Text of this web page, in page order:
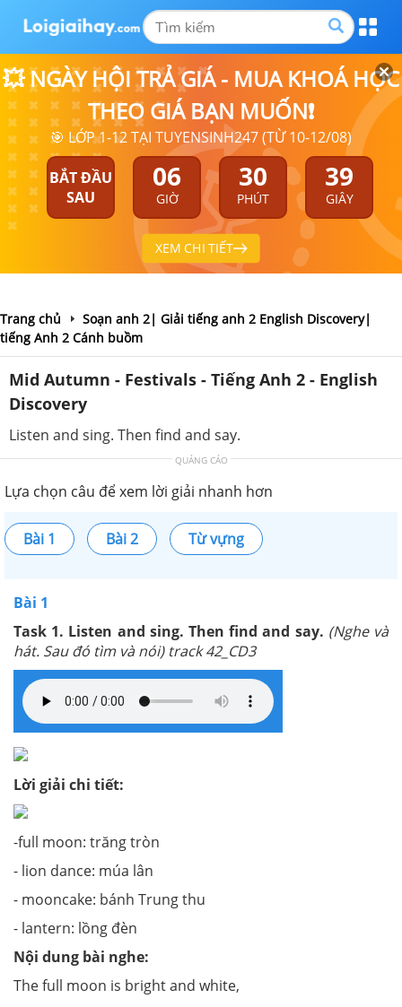
💥 NGÀY HỘI TRẢ GIÁ - MUA KHOÁ HỌC
THEO GIÁ BẠN MUỐN❗
🎯 LỚP 1-12 TẠI TUYENSINH247 (TỪ 10-12/08)
BẮT ĐẦU
SAU
06
GIỜ
30
PHÚT
38
GIÂY
XEM CHI TIẾT
Trang chủ
Soạn anh 2| Giải tiếng anh 2 English Discovery|
tiếng Anh 2 Cánh buồm
Mid Autumn - Festivals - Tiếng Anh 2 - English
Discovery
Listen and sing. Then find and say.
QUẢNG CÁO
Lựa chọn câu để xem lời giải nhanh hơn
Bài 1 Bài 2 Từ vựng
Bài 1
Task 1. Listen and sing. Then find and say. (Nghe và
hát. Sau đó tìm và nói) track 42_CD3
Lời giải chi tiết:
-full moon: trăng tròn
- lion dance: múa lân
- mooncake: bánh Trung thu
- lantern: lồng đèn
Nội dung bài nghe:
The full moon is bright and white,